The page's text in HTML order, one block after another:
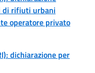
di rifiuti urbani
operatore privato
dichiarazione per